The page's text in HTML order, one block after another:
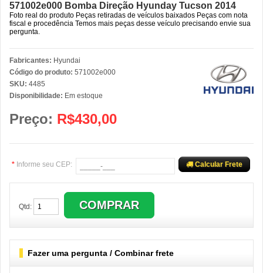
571002e000 Bomba Direção Hyunday Tucson 2014
Foto real do produto Peças retiradas de veículos baixados Peças com nota
fiscal e procedência Temos mais peças desse veículo precisando envie sua
pergunta.
Fabricantes: Hyundai
Código do produto: 571002e000
SKU: 4485
Disponibilidade: Em estoque
Preço: R$430,00
* Informe seu CEP: Calcular Frete
Qtd:
Fazer uma pergunta / Combinar frete